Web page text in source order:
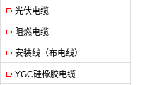
光伏电缆
阻燃电缆
安装线（布电线）
YGC硅橡胶电缆